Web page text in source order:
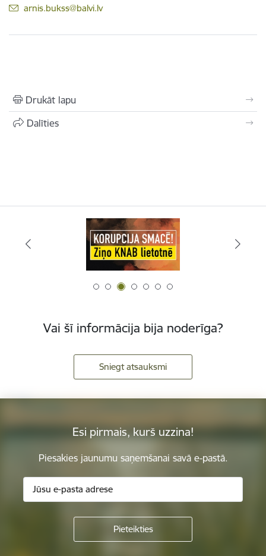
E-pasts:
arnis.bukss@balvi.lv
Drukāt lapu
Dalīties
Vai šī informācija bija noderīga?
Sniegt atsauksmi
Esi pirmais, kurš uzzina!
Piesakies jaunumu saņemšanai savā e-pastā.